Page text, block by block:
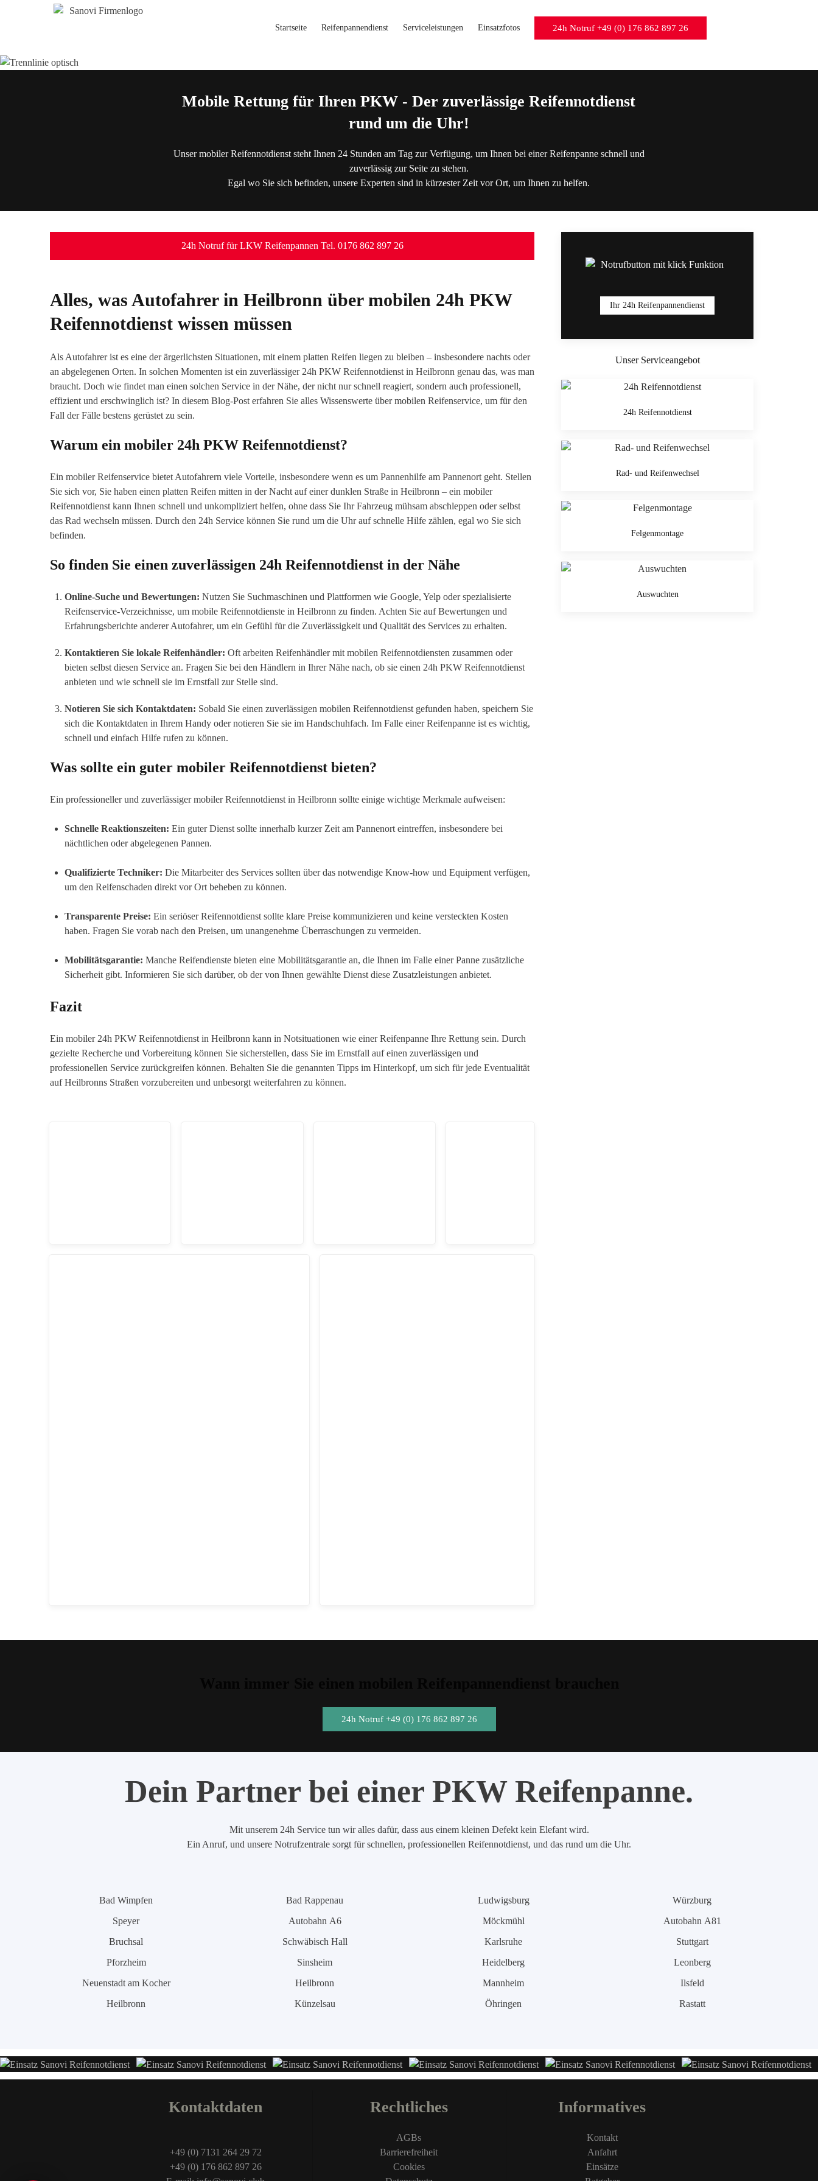
Startseite Reifenpannendienst Serviceleistungen Einsatzfotos 24h Notruf +49 (0) 176 862 897 26
Mobile Rettung für Ihren PKW - Der zuverlässige Reifennotdienst
rund um die Uhr!
Unser mobiler Reifennotdienst steht Ihnen 24 Stunden am Tag zur Verfügung, um Ihnen bei einer Reifenpanne schnell und
zuverlässig zur Seite zu stehen.
Egal wo Sie sich befinden, unsere Experten sind in kürzester Zeit vor Ort, um Ihnen zu helfen.
24h Notruf für LKW Reifenpannen Tel. 0176 862 897 26
Alles, was Autofahrer in Heilbronn über mobilen 24h PKW
Reifennotdienst wissen müssen
Als Autofahrer ist es eine der ärgerlichsten Situationen, mit einem platten Reifen liegen zu bleiben – insbesondere nachts oder
an abgelegenen Orten. In solchen Momenten ist ein zuverlässiger 24h PKW Reifennotdienst in Heilbronn genau das, was man
braucht. Doch wie findet man einen solchen Service in der Nähe, der nicht nur schnell reagiert, sondern auch professionell,
effizient und erschwinglich ist? In diesem Blog-Post erfahren Sie alles Wissenswerte über mobilen Reifenservice, um für den
Fall der Fälle bestens gerüstet zu sein.
Warum ein mobiler 24h PKW Reifennotdienst?
Ein mobiler Reifenservice bietet Autofahrern viele Vorteile, insbesondere wenn es um Pannenhilfe am Pannenort geht. Stellen
Sie sich vor, Sie haben einen platten Reifen mitten in der Nacht auf einer dunklen Straße in Heilbronn – ein mobiler
Reifennotdienst kann Ihnen schnell und unkompliziert helfen, ohne dass Sie Ihr Fahrzeug mühsam abschleppen oder selbst
das Rad wechseln müssen. Durch den 24h Service können Sie rund um die Uhr auf schnelle Hilfe zählen, egal wo Sie sich
befinden.
So finden Sie einen zuverlässigen 24h Reifennotdienst in der Nähe
Online-Suche und Bewertungen: Nutzen Sie Suchmaschinen und Plattformen wie Google, Yelp oder spezialisierte
Reifenservice-Verzeichnisse, um mobile Reifennotdienste in Heilbronn zu finden. Achten Sie auf Bewertungen und
Erfahrungsberichte anderer Autofahrer, um ein Gefühl für die Zuverlässigkeit und Qualität des Services zu erhalten.
Kontaktieren Sie lokale Reifenhändler: Oft arbeiten Reifenhändler mit mobilen Reifennotdiensten zusammen oder
bieten selbst diesen Service an. Fragen Sie bei den Händlern in Ihrer Nähe nach, ob sie einen 24h PKW Reifennotdienst
anbieten und wie schnell sie im Ernstfall zur Stelle sind.
Notieren Sie sich Kontaktdaten: Sobald Sie einen zuverlässigen mobilen Reifennotdienst gefunden haben, speichern Sie
sich die Kontaktdaten in Ihrem Handy oder notieren Sie sie im Handschuhfach. Im Falle einer Reifenpanne ist es wichtig,
schnell und einfach Hilfe rufen zu können.
Was sollte ein guter mobiler Reifennotdienst bieten?
Ein professioneller und zuverlässiger mobiler Reifennotdienst in Heilbronn sollte einige wichtige Merkmale aufweisen:
Schnelle Reaktionszeiten: Ein guter Dienst sollte innerhalb kurzer Zeit am Pannenort eintreffen, insbesondere bei
nächtlichen oder abgelegenen Pannen.
Qualifizierte Techniker: Die Mitarbeiter des Services sollten über das notwendige Know-how und Equipment verfügen,
um den Reifenschaden direkt vor Ort beheben zu können.
Transparente Preise: Ein seriöser Reifennotdienst sollte klare Preise kommunizieren und keine versteckten Kosten
haben. Fragen Sie vorab nach den Preisen, um unangenehme Überraschungen zu vermeiden.
Mobilitätsgarantie: Manche Reifendienste bieten eine Mobilitätsgarantie an, die Ihnen im Falle einer Panne zusätzliche
Sicherheit gibt. Informieren Sie sich darüber, ob der von Ihnen gewählte Dienst diese Zusatzleistungen anbietet.
Fazit
Ein mobiler 24h PKW Reifennotdienst in Heilbronn kann in Notsituationen wie einer Reifenpanne Ihre Rettung sein. Durch
gezielte Recherche und Vorbereitung können Sie sicherstellen, dass Sie im Ernstfall auf einen zuverlässigen und
professionellen Service zurückgreifen können. Behalten Sie die genannten Tipps im Hinterkopf, um sich für jede Eventualität
auf Heilbronns Straßen vorzubereiten und unbesorgt weiterfahren zu können.
Ihr 24h Reifenpannendienst
Unser Serviceangebot
24h Reifennotdienst
Rad- und Reifenwechsel
Felgenmontage
Auswuchten
24h Notruf +49 (0) 176 862 897 26
Dein Partner bei einer PKW Reifenpanne.
Mit unserem 24h Service tun wir alles dafür, dass aus einem kleinen Defekt kein Elefant wird.
Ein Anruf, und unsere Notrufzentrale sorgt für schnellen, professionellen Reifennotdienst, und das rund um die Uhr.
Bad Wimpfen
Speyer
Bruchsal
Pforzheim
Neuenstadt am Kocher
Heilbronn
Bad Rappenau
Autobahn A6
Schwäbisch Hall
Sinsheim
Heilbronn
Künzelsau
Ludwigsburg
Möckmühl
Karlsruhe
Heidelberg
Mannheim
Öhringen
Würzburg
Autobahn A81
Stuttgart
Leonberg
Ilsfeld
Rastatt
Kontaktdaten
+49 (0) 7131 264 29 72
+49 (0) 176 862 897 26
Rechtliches
AGBs
Barrierefreiheit
Cookies
Informatives
Kontakt
Anfahrt
Einsätze